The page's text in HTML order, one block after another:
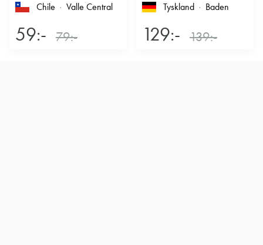
Chile
Valle Central
59:- 79:-
Tyskland
Baden
129:- 139:-